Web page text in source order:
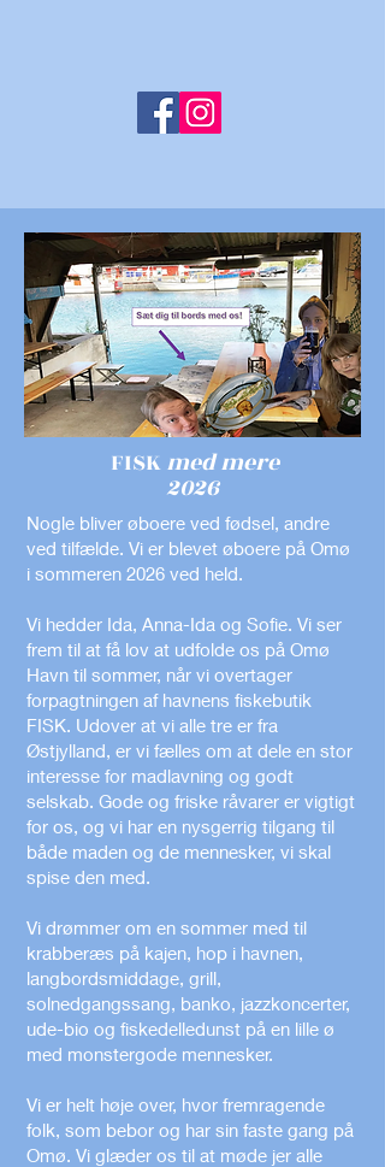
FISKmed mere
2026
Nogle bliver øboere ved fødsel, andre
ved tilfælde. Vi er blevet øboere på Omø
i sommeren 2026 ved held.
Vi hedder Ida, Anna-Ida og Sofie. Vi ser
frem til at få lov at udfolde os på Omø
Havn til sommer, når vi overtager
forpagtningen af havnens fiskebutik
FISK. Udover at vi alle tre er fra
Østjylland, er vi fælles om at dele en stor
interesse for madlavning og godt
selskab. Gode og friske råvarer er vigtigt
for os, og vi har en nysgerrig tilgang til
både maden og de mennesker, vi skal
spise den med.
Vi drømmer om en sommer med til
krabberæs på kajen, hop i havnen,
langbordsmiddage, grill,
solnedgangssang, banko, jazzkoncerter,
ude-bio og fiskedelledunst på en lille ø
med monstergode mennesker.
Vi er helt høje over, hvor fremragende
folk, som bebor og har sin faste gang på
Omø. Vi glæder os til at møde jer alle